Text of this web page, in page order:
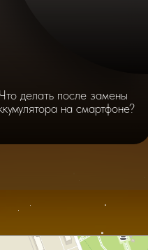
Что делать после замены
на смартфоне?